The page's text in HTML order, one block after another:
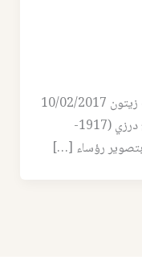
القائد الكشفي جورج درزي… د.جوزيف زيتون 10/02/2017
كتبت عنه الموسوعة الدمشقية: “جورج درزي (1917-